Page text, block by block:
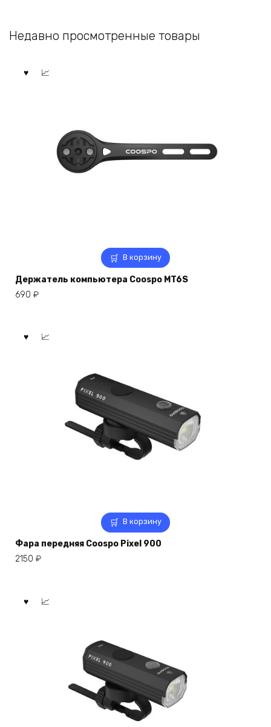
Недавно просмотренные товары
В корзину
Держатель компьютера Coospo MT6S
690 ₽
В корзину
Фара передняя Coospo Pixel 900
2150 ₽